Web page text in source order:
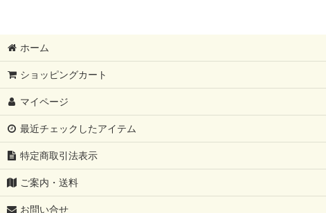
ホーム
ショッピングカート
マイページ
最近チェックしたアイテム
特定商取引法表示
ご案内・送料
お問い合せ